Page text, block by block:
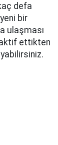
defa
bir
ulaşması
aktif ettikten